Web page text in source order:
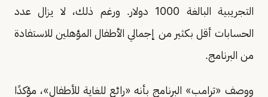
التجريبية البالغة 1000 دولار. ورغم ذلك، لا يزال عدد
الحسابات أقل بكثير من إجمالي الأطفال المؤهلين للاستفادة
من البرنامج.
ووصف «ترامب» البرنامج بأنه «رائع للغاية للأطفال»، مؤكدًا